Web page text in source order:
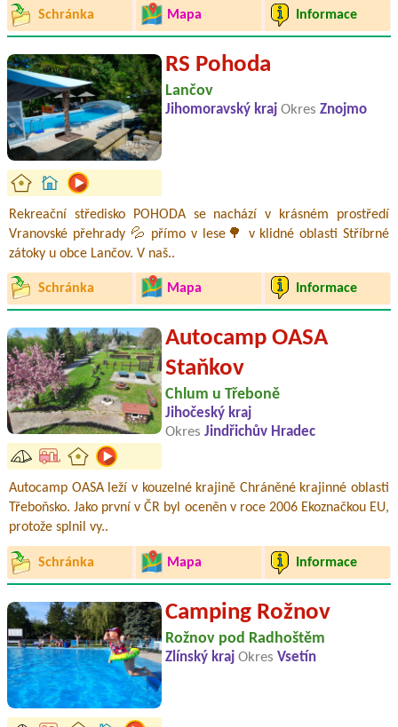
Schránka Mapa Informace
RS Pohoda
Lančov
Jihomoravský kraj Okres Znojmo
Rekreační středisko POHODA se nachází v krásném prostředí
Vranovské přehrady 💦 přímo v lese🌳 v klidné oblasti Stříbrné
zátoky u obce Lančov. V naš..
Schránka Mapa Informace
Autocamp OASA
Staňkov
Chlum u Třeboně
Jihočeský kraj
Okres Jindřichův Hradec
Autocamp OASA leží v kouzelné krajině Chráněné krajinné oblasti
Třeboňsko. Jako první v ČR byl oceněn v roce 2006 Ekoznačkou EU,
protože splnil vy..
Schránka Mapa Informace
Camping Rožnov
Rožnov pod Radhoštěm
Zlínský kraj Okres Vsetín